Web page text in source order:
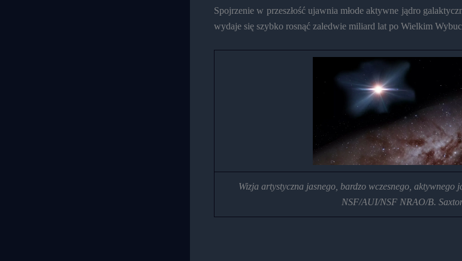
Spojrzenie w przeszłość ujawnia młode aktywne jądro
wydaje się szybko rosnąć zaledwie miliard lat po Wielkim
Wizja artystyczna jasnego, bardzo wczesnego, aktywnego
NSF/AUI/NSF NRAO/B.